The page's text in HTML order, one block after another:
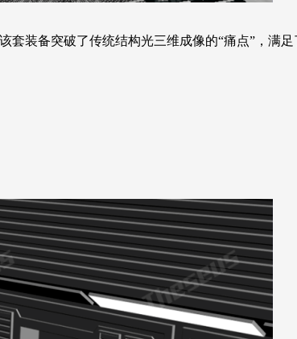
套装备突破了传统结构光三维成像的“痛点”，满